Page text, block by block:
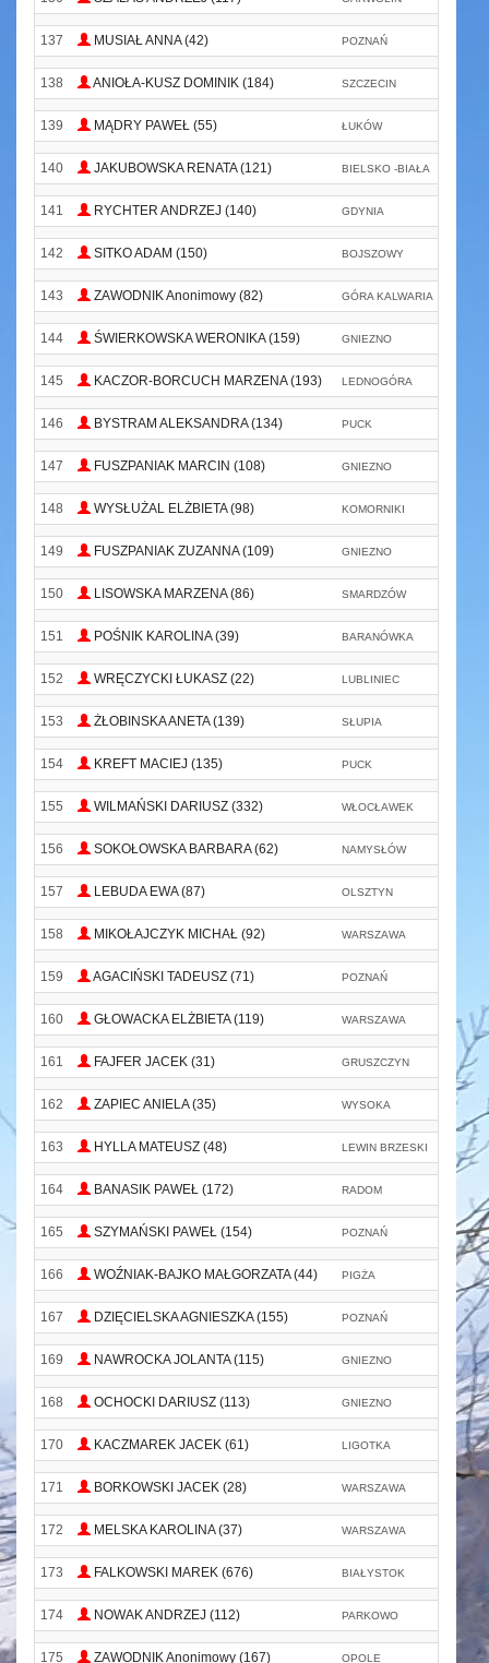
137 MUSIAŁ ANNA (42) POZNAŃ
138 ANIOŁA-KUSZ DOMINIK (184) SZCZECIN
139 MĄDRY PAWEŁ (55) ŁUKÓW
140 JAKUBOWSKA RENATA (121) BIELSKO -BIAŁA
141 RYCHTER ANDRZEJ (140) GDYNIA
142 SITKO ADAM (150) BOJSZOWY
143 ZAWODNIK Anonimowy (82) GÓRA KALWARIA
144 ŚWIERKOWSKA WERONIKA (159) GNIEZNO
145 KACZOR-BORCUCH MARZENA (193) LEDNOGÓRA
146 BYSTRAM ALEKSANDRA (134) PUCK
147 FUSZPANIAK MARCIN (108) GNIEZNO
148 WYSŁUŻAL ELŻBIETA (98) KOMORNIKI
149 FUSZPANIAK ZUZANNA (109) GNIEZNO
150 LISOWSKA MARZENA (86) SMARDZÓW
151 POŚNIK KAROLINA (39) BARANÓWKA
152 WRĘCZYCKI ŁUKASZ (22) LUBLINIEC
153 ŻŁOBINSKA ANETA (139) SŁUPIA
154 KREFT MACIEJ (135) PUCK
155 WILMAŃSKI DARIUSZ (332) WŁOCŁAWEK
156 SOKOŁOWSKA BARBARA (62) NAMYSŁÓW
157 LEBUDA EWA (87) OLSZTYN
158 MIKOŁAJCZYK MICHAŁ (92) WARSZAWA
159 AGACIŃSKI TADEUSZ (71) POZNAŃ
160 GŁOWACKA ELŻBIETA (119) WARSZAWA
161 FAJFER JACEK (31) GRUSZCZYN
162 ZAPIEC ANIELA (35) WYSOKA
163 HYLLA MATEUSZ (48) LEWIN BRZESKI
164 BANASIK PAWEŁ (172) RADOM
165 SZYMAŃSKI PAWEŁ (154) POZNAŃ
166 WOŹNIAK-BAJKO MAŁGORZATA (44) PIGŻA
167 DZIĘCIELSKA AGNIESZKA (155) POZNAŃ
169 NAWROCKA JOLANTA (115) GNIEZNO
168 OCHOCKI DARIUSZ (113) GNIEZNO
170 KACZMAREK JACEK (61) LIGOTKA
171 BORKOWSKI JACEK (28) WARSZAWA
172 MELSKA KAROLINA (37) WARSZAWA
173 FALKOWSKI MAREK (676) BIAŁYSTOK
174 NOWAK ANDRZEJ (112) PARKOWO
175 ZAWODNIK Anonimowy (167) OPOLE